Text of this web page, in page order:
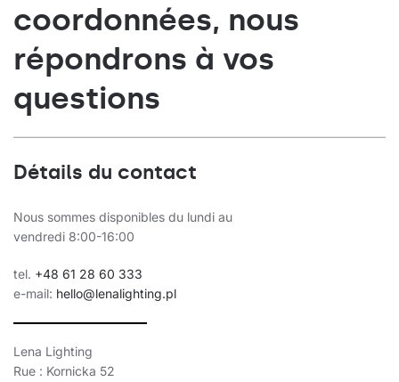
coordonnées, nous
répondrons à vos
questions
Détails du contact
Nous sommes disponibles du lundi au
vendredi 8:00-16:00
tel. +48 61 28 60 333
e-mail: hello@lenalighting.pl
Lena Lighting
Rue : Kornicka 52